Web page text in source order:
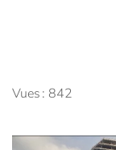
Vues : 842